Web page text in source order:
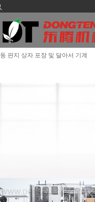
판지 상자 포장 및 달아서 기계